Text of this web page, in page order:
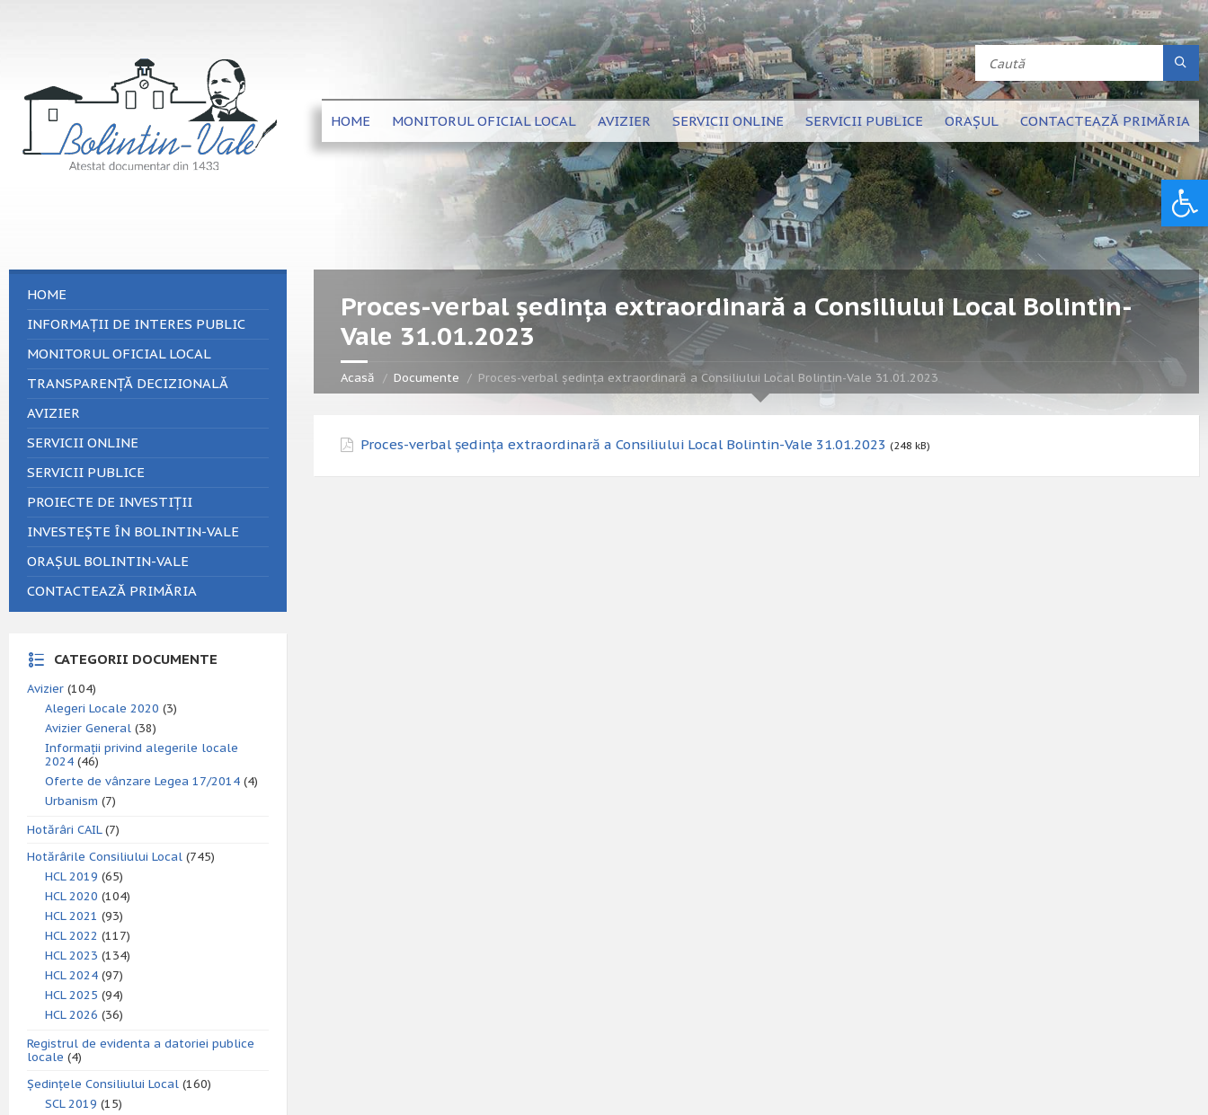
HOME MONITORUL OFICIAL LOCAL AVIZIER SERVICII ONLINE SERVICII PUBLICE ORAȘUL CONTACTEAZĂ PRIMĂRIA
Proces-verbal ședința extraordinară a Consiliului Local Bolintin-
Vale 31.01.2023
Acasă Documente Proces-verbal ședința extraordinară a Consiliului Local Bolintin-Vale 31.01.2023
Proces-verbal ședința extraordinară a Consiliului Local Bolintin-Vale 31.01.2023 (248 kB)
HOME
INFORMAȚII DE INTERES PUBLIC
MONITORUL OFICIAL LOCAL
TRANSPARENȚĂ DECIZIONALĂ
AVIZIER
SERVICII ONLINE
SERVICII PUBLICE
PROIECTE DE INVESTIȚII
INVESTEȘTE ÎN BOLINTIN-VALE
ORAȘUL BOLINTIN-VALE
CONTACTEAZĂ PRIMĂRIA
CATEGORII DOCUMENTE
Avizier (104)
Alegeri Locale 2020 (3)
Avizier General (38)
Informații privind alegerile locale
2024 (46)
Oferte de vânzare Legea 17/2014 (4)
Urbanism (7)
Hotărâri CAIL(7)
Hotărârile Consiliului Local (745)
HCL 2019 (65)
HCL 2020 (104)
HCL 2021 (93)
HCL 2022 (117)
HCL 2023 (134)
HCL 2024 (97)
HCL 2025 (94)
HCL 2026 (36)
Registrul de evidenta a datoriei publice
locale (4)
Ședințele Consiliului Local (160)
SCL 2019 (15)
Deschide bara de unelte